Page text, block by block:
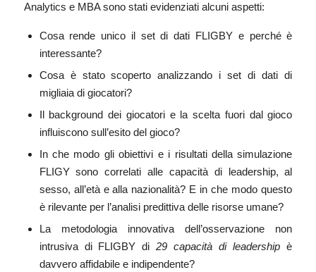
Analytics e MBA sono stati evidenziati alcuni aspetti:
Cosa rende unico il set di dati FLIGBY e perché è
interessante?
Cosa è stato scoperto analizzando i set di dati di
migliaia di giocatori?
Il background dei giocatori e la scelta fuori dal gioco
influiscono sull’esito del gioco?
In che modo gli obiettivi e i risultati della simulazione
FLIGY sono correlati alle capacità di leadership, al
sesso, all’età e alla nazionalità? E in che modo questo
è rilevante per l’analisi predittiva delle risorse umane?
La metodologia innovativa dell’osservazione non
intrusiva di FLIGBY di29 capacità di leadership è
davvero affidabile e indipendente?